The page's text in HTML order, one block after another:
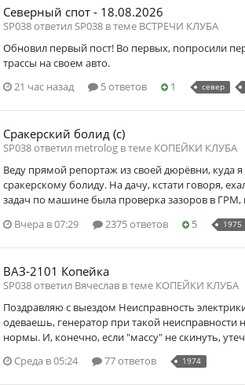
Северный спот - 18.08.2026
SP038 ответил SP038 в теме ВСТРЕЧИ КЛУБА
Обновил первый пост! Во первых, попросили
трассы на своем авто.
21 час назад
5 ответов 1 север
Сракерский болид (с)
SP038 ответил metrolog в теме КОПЕЙКИ КЛУБА
Веду прямой репортаж из своей дюрёвни, куда
сракерскому болиду. На дачу, кстати говоря,
задач по машине была проверка зазоров в ГРМ,
Вчера в 07:29
2375 ответов 5 1975
ВАЗ-2101 Копейка
SP038 ответил Вячеслав в теме КОПЕЙКИ КЛУБА
Поздравляю с выездом Неисправность
одеваешь, генератор при такой неисправности
нормы. И, конечно, если "массу" не скинуть,
Среда в 05:24
77 ответов 1974